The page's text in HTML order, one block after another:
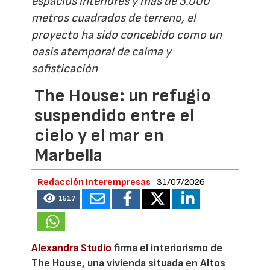
metros cuadrados de terreno, el
proyecto ha sido concebido como un
oasis atemporal de calma y
sofisticación
The House: un refugio
suspendido entre el
cielo y el mar en
Marbella
Redacción Interempresas 31/07/2026
1517
Alexandra Studio firma el interiorismo de
The House, una vivienda situada en Altos